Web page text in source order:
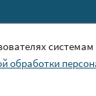
обработки